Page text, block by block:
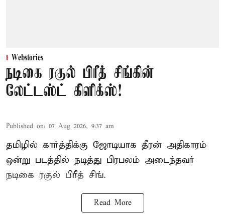
Webstories
நடிகை ரகுல் பிரீத் சிங்கின்
லேட்டஸ்ட் கிளிக்ஸ்!
Published on: 07 Aug 2026, 9:37 am
தமிழில் கார்த்திக்கு ஜோடியாக தீரன் அதிகாரம்
ஒன்று படத்தில் நடித்து பிரபலம் அடைந்தவர்
நடிகை ரகுல் பிரீத் சிங்.
Read More